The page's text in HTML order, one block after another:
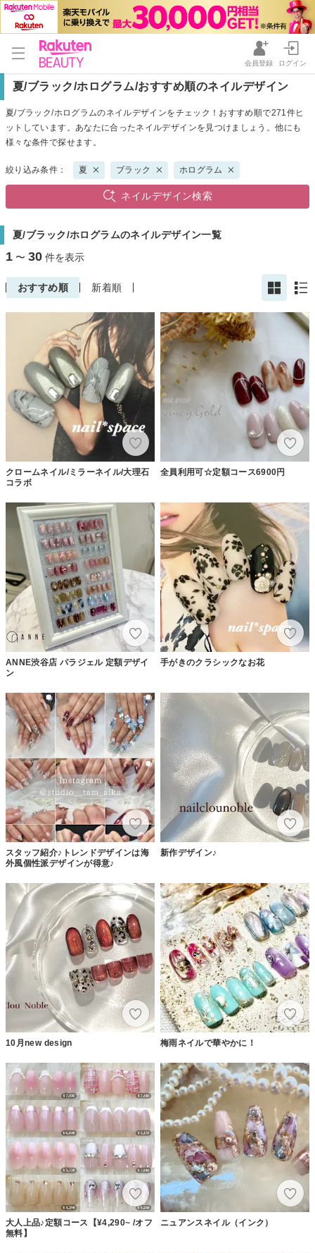
会員登録 ログイン
夏/ブラック/ホログラム/おすすめ順のネイルデザイン
夏/ブラック/ホログラムのネイルデザインをチェック！おすすめ順で271件ヒ
ットしています。あなたに合ったネイルデザインを見つけましょう。他にも
様々な条件で探せます。
絞り込み条件： 夏 ブラック ホログラム
ネイルデザイン検索
夏/ブラック/ホログラムのネイルデザイン一覧
1 〜 30 件を表示
おすすめ順 新着順
クロームネイル/ミラーネイル/大理石
コラボ
全員利用可☆定額コース6900円
ANNE渋谷店 パラジェル 定額デザイ
ン
手がきのクラシックなお花
スタッフ紹介♪トレンドデザインは海
外風個性派デザインが得意♪
新作デザイン♪
10月new design 梅雨ネイルで華やかに！
大人上品♪定額コース【¥4,290~ /オフ
無料】
ニュアンスネイル（インク）